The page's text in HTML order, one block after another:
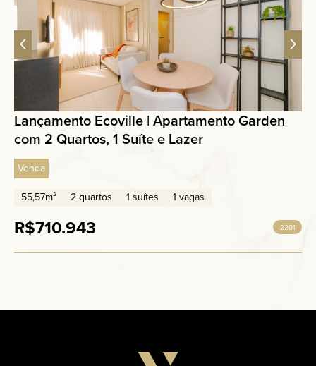
Lançamento Ecoville | Apartamento Garden
com 2 Quartos, 1 Suíte e Lazer
Venda
55,57m²
2 quartos 1 suítes 1 vagas
R$710.943 2201